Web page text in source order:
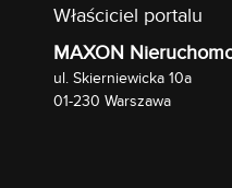
Właściciel portalu
MAXON
ul. Skierniewicka 10a
01-230 Warszawa